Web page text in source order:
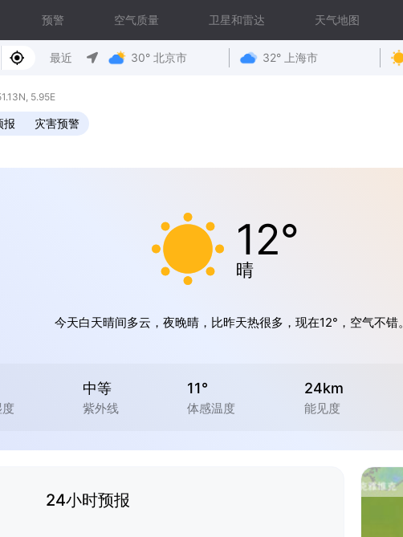
预警 空气质量 卫星和雷达 天气地图
最近 30° 北京市 32° 上海市
5.95E
报 灾害预警
12°
晴
今天白天晴间多云，夜晚晴，比昨天热很多，现在12°，空气不错。
中等
紫外线
11°
体感温度
24km
能见度
24小时预报